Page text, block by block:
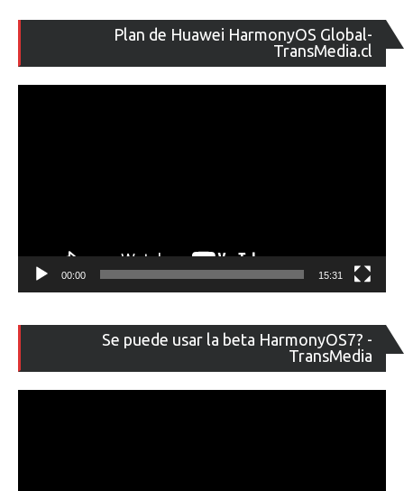
Plan de Huawei HarmonyOS Global-
TransMedia.cl
de
00:00 15:31
Se puede usar la beta HarmonyOS7? -
TransMedia
de